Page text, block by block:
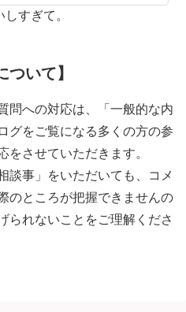
すぎて。
ついて】
問への対応は、「一般的な内
グをご覧になる多くの方の参
をさせていただきます。
談事」をいただいても、コメ
のところが把握できませんの
られないことをご理解くださ